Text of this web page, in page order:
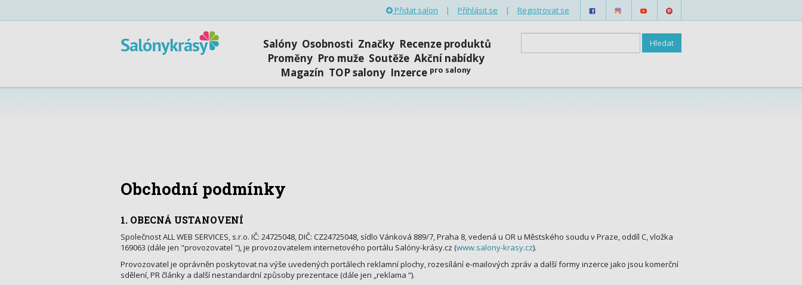
Přidat salon | Přihlásit se | Registrovat se
Salóny Osobnosti Značky Recenze produktů
Proměny Pro muže Soutěže Akční nabídky
Magazín TOP salony Inzerce pro salony
Obchodní podmínky
1. OBECNÁ USTANOVENÍ
Společnost ALL WEB SERVICES, s.r.o. IČ: 24725048, DIČ: CZ24725048, sídlo Vánková 889/7, Praha 8, vedená u OR u Městského soudu v Praze, oddíl C, vložka
169063 (dále jen "provozovatel "), je provozovatelem internetového portálu Salóny-krásy.cz (www.salony-krasy.cz).
Provozovatel je oprávněn poskytovat na výše uvedených portálech reklamní plochy, rozesílání e-mailových zpráv a další formy inzerce jako jsou komerční
sdělení, PR články a další nestandardní způsoby prezentace (dále jen „reklama “).